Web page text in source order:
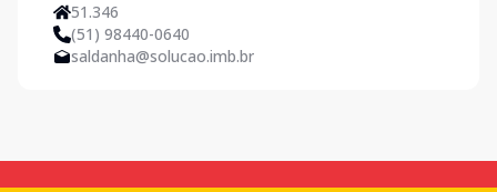
51.346
(51) 98440-0640
saldanha@solucao.imb.br